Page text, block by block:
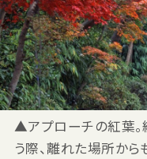
▲アプローチの紅葉
う際、離れた場所か